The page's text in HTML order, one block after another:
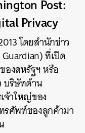
Post:
Privacy
โดยสำนักข่าว
ที่เปิด
องสหรัฐฯ หรือ
บริษัทด้าน
จ้าใหญ่ของ
รศัพท์ของลูกค้ามา